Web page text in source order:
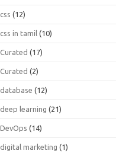
css (12)
css in tamil (10)
Curated (17)
Curated (2)
database (12)
deep learning (21)
DevOps (14)
digital marketing (1)